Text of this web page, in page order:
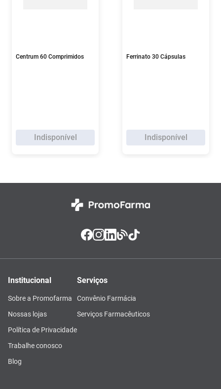
Centrum 60 Comprimidos
Indisponível
Ferrinato 30 Cápsulas
Indisponível
Institucional
Sobre a Promofarma
Nossas lojas
Política de Privacidade
Trabalhe conosco
Blog
Serviços
Convênio Farmácia
Serviços Farmacêuticos